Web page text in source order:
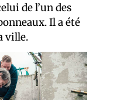
de l’un des
Il a été
ville.